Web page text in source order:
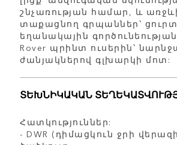
շնչառության համար, և
տաքացնող գրպաններ՝ ցուրտ
եղանակային
Rover պրինտ ուսերին՝
ժանյակներով գլխարկի մոտ:
ՏԵԽՆԻԿԱԿԱՆ
Հատկություններ:
- DWR (դիմացկուն ջրի